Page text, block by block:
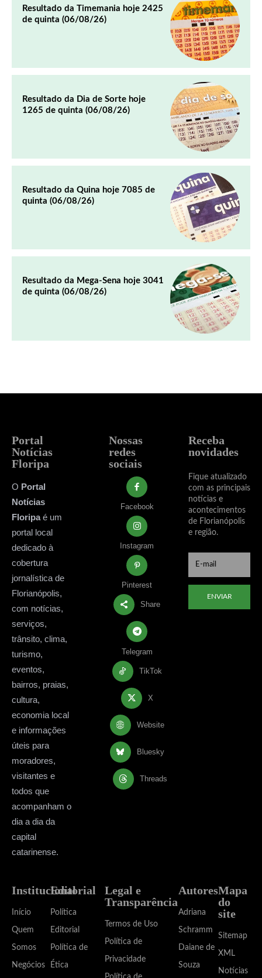
Resultado da Timemania hoje 2425
de quinta (06/08/26)
Resultado da Dia de Sorte hoje
1265 de quinta (06/08/26)
Resultado da Quina hoje 7085 de
quinta (06/08/26)
Resultado da Mega-Sena hoje 3041
de quinta (06/08/26)
Portal
Notícias
Floripa
O Portal
Notícias
Floripaé um
portal local
dedicado à
cobertura
jornalística de
Florianópolis,
com notícias,
serviços,
trânsito, clima,
turismo,
eventos,
bairros, praias,
cultura,
economia local
e informações
úteis para
moradores,
visitantes e
todos que
acompanham o
dia a dia da
capital
catarinense.
Nossas
redes
sociais
Facebook
Instagram
Pinterest
Share
Telegram
TikTok
X
Website
Bluesky
Threads
Receba
novidades
Fique atualizado
com as principais
notícias e
acontecimentos
de Florianópolis
e região.
ENVIAR
Institucional
Início
Quem
Somos
Negócios
Editorial
Política
Editorial
Política de
Ética
Legal e
Transparência
Termos de Uso
Política de
Privacidade
Autores
Adriana
Schramm
Daiane de
Souza
Mapa
do
site
Sitemap
XML
Notícias